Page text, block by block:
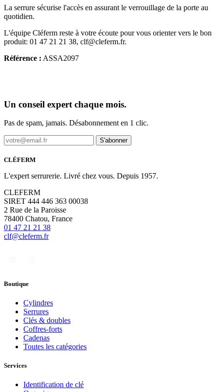
La serrure sécurise l'accès en assurant le verrouillage de la porte au
quotidien.
L'équipe Cléferm reste à votre écoute pour vous orienter vers le bon
produit: 01 47 21 21 38, clf@cleferm.fr.
Référence : ASSA2097
Un conseil expert chaque mois.
Pas de spam, jamais. Désabonnement en 1 clic.
S'abonner
CLÉFERM
L'expert serrurerie. Livré chez vous. Depuis 1957.
CLEFERM
SIRET 444 446 363 00038
2 Rue de la Paroisse
78400 Chatou, France
01 47 21 21 38
clf@cleferm.fr
Boutique
Cylindres
Serrures
Clés & doubles
Coffres-forts
Cadenas
Toutes les catégories
Services
Identification de clé